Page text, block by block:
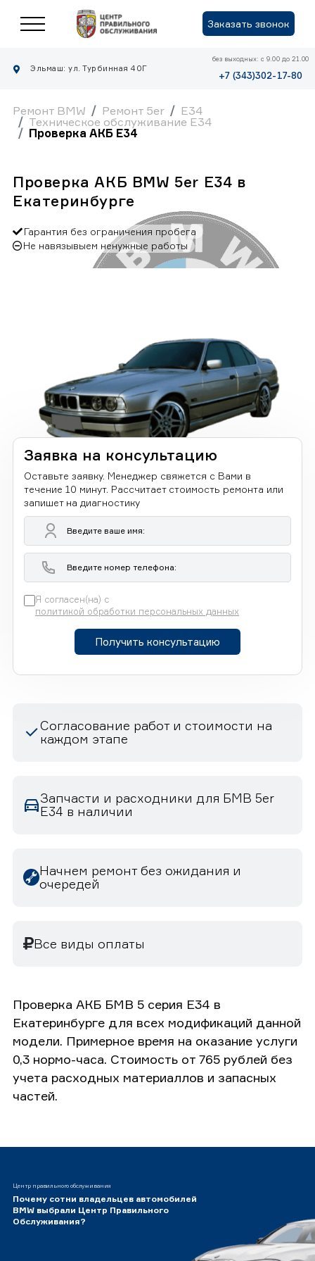
Заказать звонок
Эльмаш: ул. Турбинная 40Г
без выходных: с 9.00 до 21.00
+7 (343)302-17-80
Ремонт BMW Ремонт 5er
E34
Техническое обслуживание E34
Проверка АКБ E34
Проверка АКБ BMW 5er E34 в
Екатеринбурге
Гарантия без ограничения пробега
Не навязывыем ненужные работы
Заявка на консультацию
Оставьте заявку. Менеджер свяжется с Вами в
течение 10 минут. Рассчитает стоимость ремонта или
запишет на диагностику
Я согласен(на) с
политикой обработки персональных данных
Получить консультацию
Согласование работ и стоимости на
каждом этапе
Запчасти и расходники для БМВ 5er
E34 в наличии
Начнем ремонт без ожидания и
очередей
Все виды оплаты
Проверка АКБ БМВ 5 серия E34 в
Екатеринбурге для всех модификаций данной
модели. Примерное время на оказание услуги
0,3 нормо-часа. Стоимость от 765 рублей без
учета расходных материаллов и запасных
частей.
Центр правильного обслуживания
Почему сотни владельцев автомобилей
BMW выбрали Центр Правильного
Обслуживания?